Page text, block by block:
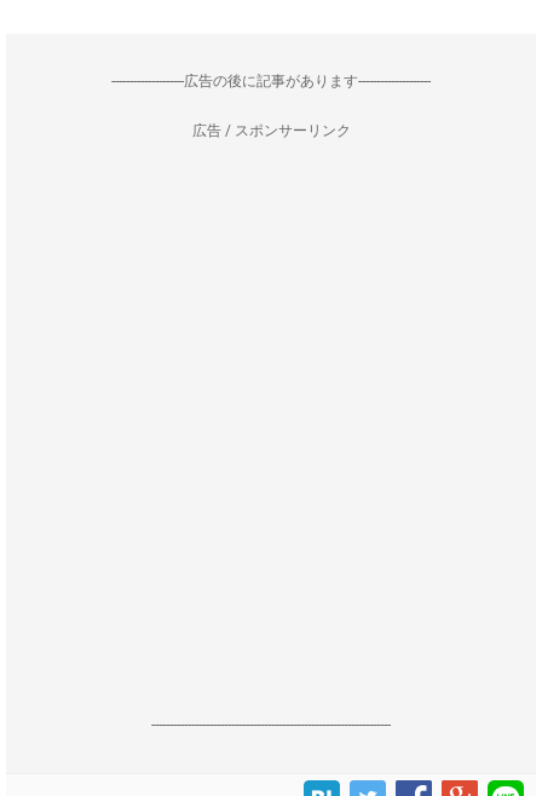
--------------------広告の後に記事があります--------------------
広告 / スポンサーリンク
------------------------------------------------------------------